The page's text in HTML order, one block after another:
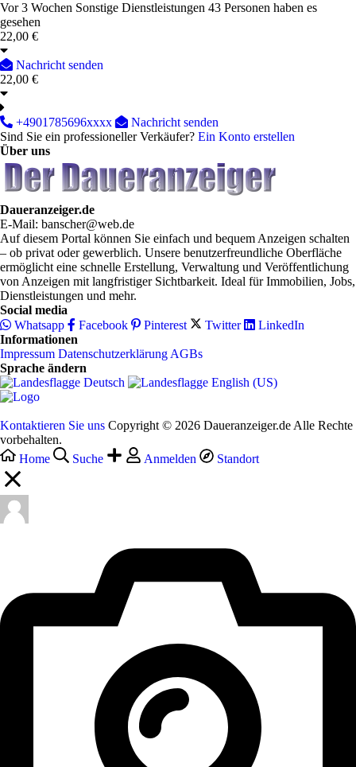
Vor 3 Wochen Sonstige Dienstleistungen 43 Personen haben es
gesehen
22,00 €
Nachricht senden
22,00 €
+4901785696xxxx
Nachricht senden
Sind Sie ein professioneller Verkäufer? Ein Konto erstellen
Über uns
Daueranzeiger.de
E-Mail: banscher@web.de
Auf diesem Portal können Sie einfach und bequem Anzeigen schalten
– ob privat oder gewerblich. Unsere benutzerfreundliche Oberfläche
ermöglicht eine schnelle Erstellung, Verwaltung und Veröffentlichung
von Anzeigen mit langfristiger Sichtbarkeit. Ideal für Immobilien, Jobs,
Dienstleistungen und mehr.
Social media
Whatsapp
Facebook Pinterest Twitter
LinkedIn
Informationen
Impressum Datenschutzerklärung AGBs
Sprache ändern
Deutsch‎
English (US)‎
Kontaktieren Sie uns Copyright © 2026 Daueranzeiger.de Alle Rechte
vorbehalten.
Home
Suche Anmelden Standort